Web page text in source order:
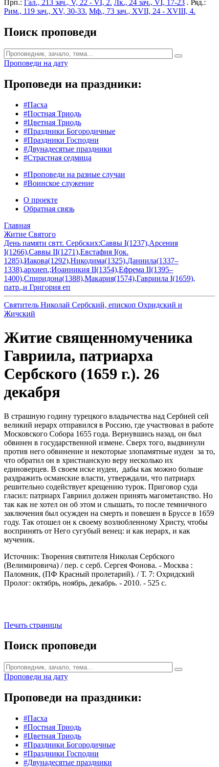
Прп.: Гал., 213 зач., V, 22 - VI, 2. Лк., 24 зач., VI, 17-23 . Ряд.:
Рим., 119 зач., XV, 30-33. Мф., 73 зач., XVII, 24 - XVIII, 4.
Поиск проповеди
Проповеди на дату
Проповеди на праздники:
#Пасха
#Постная Триодь
#Цветная Триодь
#Праздники Богородичные
#Праздники Господни
#Двунадесятые праздники
#Страстная седмица
#Проповеди на разные случаи
#Воинское служение
О проекте
Обратная связь
Главная
Житие Святого
День памяти свтт. Сербских:Саввы I(1237),Арсения
I(1266),Саввы II(1271),Евстафия I(ок.
1285),Иакова(1292),Никодима(1325),Даниила(1337–
1338),архиеп.;Иоанникия II(1354),Ефрема II(1395–
1400),Спиридона(1388),Макария(1574),Гавриила I(1659),
патр.,и Григория еп
Святитель Николай Сербский, епископ Охридский и
Жичский
Житие священномученика
Гавриила, патриарха
Сербского (1659 г.). 26
декабря
В страшную годину турецкого владычества над Сербией сей
великий иерарх отправился в Россию, где участвовал в работе
Московского Собора 1655 года. Вернувшись назад, он был
обвинен в государственной измене. Сверх того, выдвинули
против него обвинение и некоторые злопамятные иудеи за то,
что обратил он в христианскую веру несколько их
единоверцев. В своем иске иудеи, дабы как можно больше
раздражить османские власти, утверждали, что патриарх
решительно содействует крещению турок. Приговор суда
гласил: патриарх Гавриил должен принять магометанство. Но
так как не хотел он об этом и слышать, то после темничного
заключения был осужден на смерть и повешен в Бруссе в 1659
году. Так отошел он к своему возлюбленному Христу, чтобы
воспринять от Него сугубый венец: и как иерарх, и как
мученик.
Источник: Творения святителя Николая Сербского
(Велимировича) / пер. с серб. Сергея Фонова. - Москва :
Паломник, (ПФ Красный пролетарий). / Т. 7: Охридский
Пролог: октябрь, ноябрь, декабрь. - 2010. - 525 с.
Печать страницы
Поиск проповеди
Проповеди на дату
Проповеди на праздники:
#Пасха
#Постная Триодь
#Цветная Триодь
#Праздники Богородичные
#Праздники Господни
#Двунадесятые праздники